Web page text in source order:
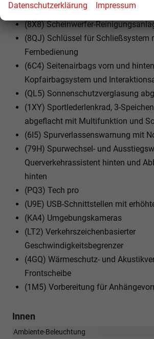
(1BQ) S-Sportfahrwerk mit
(8X8) Scheinwerfer-
(8QJ) Schlüssel für Schließsystem
Fernbedienung
(6C4) Seitenairbags vorn und
Kopfairbagsystem und
(QL5) Sonnenschutzverglasung
(1XY) Sportlederlenkrad, 3-
abgeflacht mit Multifunktion und
(6I5) Spurverlassenswarnung mit
(79H) Spurwechsel- und
Querverkehrassistent hinten und
hinten
(PQ3) Tech pro
(U9E) USB-Schnittstellen mit
(KA4) Umgebungskameras
(LT2) Verkehrszeichenbasierter
Geschwindigkeitsbegrenzer
(4GQ) Wärmeschutz- und
Frontscheibe
(1M5) Vorbereitung für
Innen
Ambiente-Beleuchtung
Datenschutzerklärung Impressum